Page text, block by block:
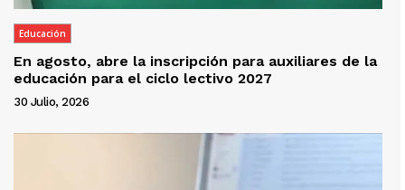
Educación
En agosto, abre la inscripción para auxiliares de la
educación para el ciclo lectivo 2027
30 Julio, 2026